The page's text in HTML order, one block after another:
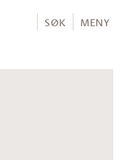
SØK MENY